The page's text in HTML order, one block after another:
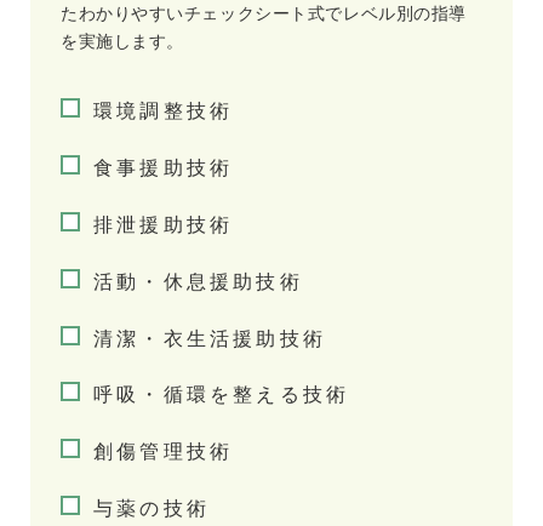
たわかりやすいチェックシート式でレベル別の指導
を実施します。
環境調整技術
食事援助技術
排泄援助技術
活動・休息援助技術
清潔・衣生活援助技術
呼吸・循環を整える技術
創傷管理技術
与薬の技術